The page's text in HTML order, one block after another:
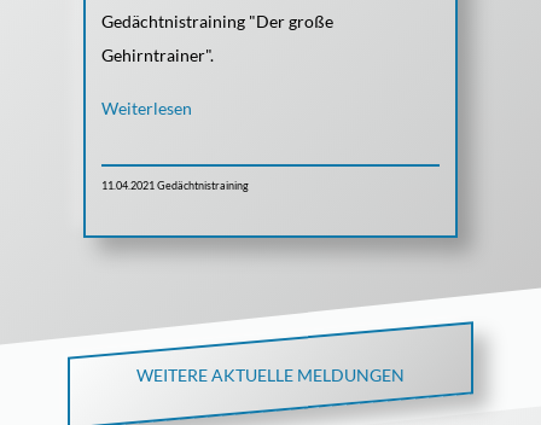
Gedächtnistraining "Der große
Gehirntrainer".
Weiterlesen
11.04.2021 Gedächtnistraining
WEITERE AKTUELLE MELDUNGEN